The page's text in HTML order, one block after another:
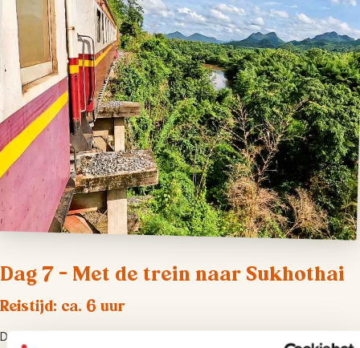
Dag 7 – Met de trein naar Sukhothai
Reistijd: ca. 6 uur
De volgende tempelstad staat vandaag op de planning. En waarom